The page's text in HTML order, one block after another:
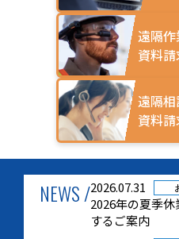
遠隔
資料
遠隔
資料
NEWS /2026.07.31
2026年の夏季
するご案内